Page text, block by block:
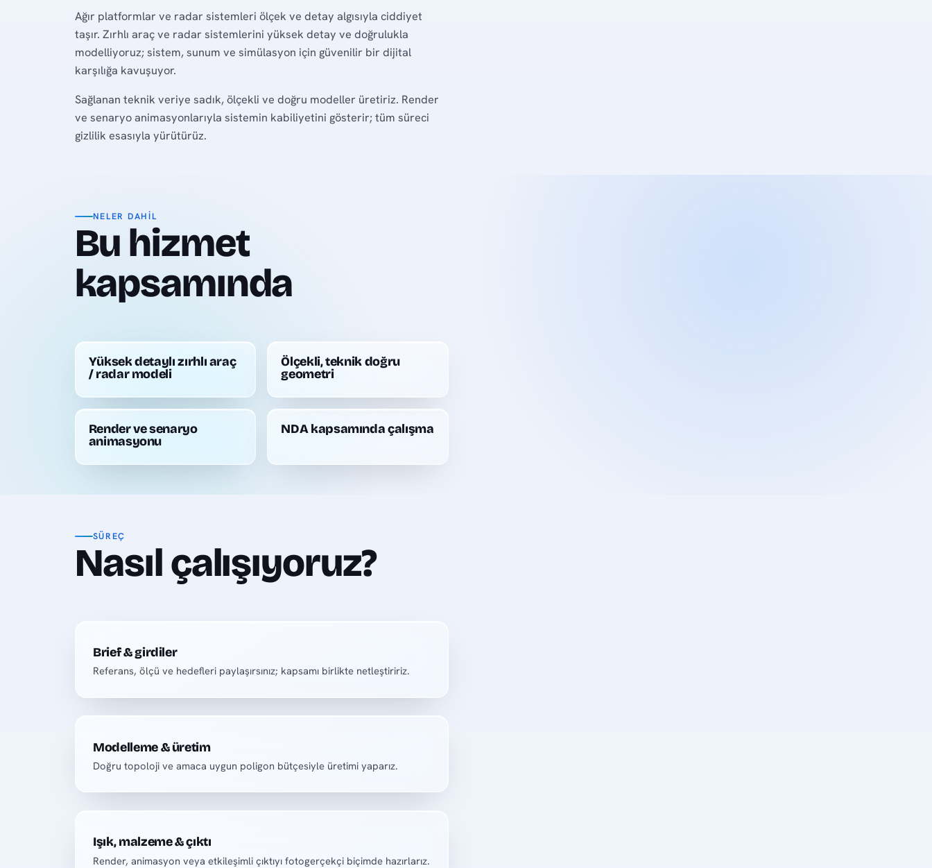
Ağır platformlar ve radar sistemleri ölçek ve detay algısıyla ciddiyet
taşır. Zırhlı araç ve radar sistemlerini yüksek detay ve doğrulukla
modelliyoruz; sistem, sunum ve simülasyon için güvenilir bir dijital
karşılığa kavuşuyor.
Sağlanan teknik veriye sadık, ölçekli ve doğru modeller üretiriz. Render
ve senaryo animasyonlarıyla sistemin kabiliyetini gösterir; tüm süreci
gizlilik esasıyla yürütürüz.
NELER DAHIL
Bu hizmet
kapsamında
Yüksek detaylı zırhlı araç
/ radar modeli
Ölçekli, teknik doğru
geometri
Render ve senaryo
animasyonu
NDA kapsamında çalışma
SÜREÇ
Nasıl çalışıyoruz?
Brief & girdiler
Referans, ölçü ve hedefleri paylaşırsınız; kapsamı birlikte netleştiririz.
Modelleme & üretim
Doğru topoloji ve amaca uygun poligon bütçesiyle üretimi yaparız.
Işık, malzeme & çıktı
Render, animasyon veya etkileşimli çıktıyı fotogerçekçi biçimde hazırlarız.